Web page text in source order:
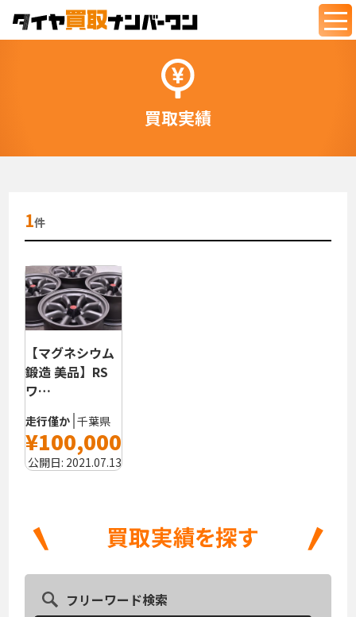
買取実績
1件
【マグネシウム
鍛造 美品】RS
ワ…
走行僅か 千葉県
¥100,000
公開日: 2021.07.13
フリーワード検索